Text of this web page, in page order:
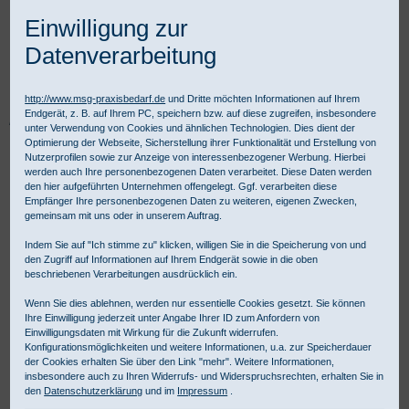
Praxisbedarf Shop Praxisausstattung
Materialaufbewahrung
Verbandschränke
Verbandschrank Famulus
Einwilligung zur
Datenverarbeitung
http://www.msg-praxisbedarf.de und Dritte möchten Informationen auf Ihrem
Endgerät, z. B. auf Ihrem PC, speichern bzw. auf diese zugreifen, insbesondere
unter Verwendung von Cookies und ähnlichen Technologien. Dies dient der
Optimierung der Webseite, Sicherstellung ihrer Funktionalität und Erstellung von
Nutzerprofilen sowie zur Anzeige von interessenbezogener Werbung. Hierbei
werden auch Ihre personenbezogenen Daten verarbeitet. Diese Daten werden
den hier aufgeführten Unternehmen offengelegt. Ggf. verarbeiten diese
Empfänger Ihre personenbezogenen Daten zu weiteren, eigenen Zwecken,
gemeinsam mit uns oder in unserem Auftrag.
Indem Sie auf "Ich stimme zu" klicken, willigen Sie in die Speicherung von und
den Zugriff auf Informationen auf Ihrem Endgerät sowie in die oben
beschriebenen Verarbeitungen ausdrücklich ein.
Wenn Sie dies ablehnen, werden nur essentielle Cookies gesetzt. Sie können
Ihre Einwilligung jederzeit unter Angabe Ihrer ID zum Anfordern von
Einwilligungsdaten mit Wirkung für die Zukunft widerrufen.
Konfigurationsmöglichkeiten und weitere Informationen, u.a. zur Speicherdauer
der Cookies erhalten Sie über den Link "mehr". Weitere Informationen,
insbesondere auch zu Ihren Widerrufs- und Widerspruchsrechten, erhalten Sie in
den Datenschutzerklärung und im Impressum